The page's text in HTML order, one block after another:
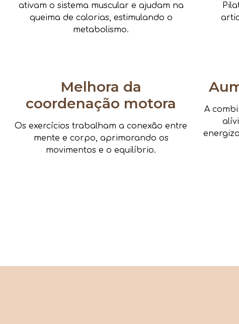
ativam o sistema muscular e ajudam na
queima de calorias, estimulando o
metabolismo.
Melhora da
coordenação motora
Os exercícios trabalham a conexão entre
mente e corpo, aprimorando os
movimentos e o equilíbrio.
A